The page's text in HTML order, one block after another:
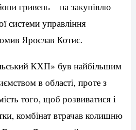
гривень – на закупівлю
системи управління
Ярослав Котис.
КХП» був найбільшим
в області, проте з
того, щоб розвиватися і
комбінат втрачав колишню